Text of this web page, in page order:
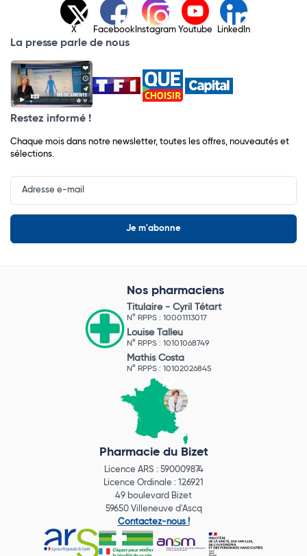
X Facebook Instagram Youtube LinkedIn
La presse parle de nous
Restez informé !
Chaque mois dans notre newsletter, toutes les offres, nouveautés et
sélections.
Input
Newsletter
Nos pharmaciens
Titulaire - Cyril Tétart
N° RPPS : 10001113017
Louise Talleu
N° RPPS : 10101068749
Mathis Costa
N° RPPS : 10102026845
Pharmacie du Bizet
Licence ARS : 590009874
Licence Ordinale : 126921
49 boulevard Bizet
59650 Villeneuve d'Ascq
Contactez-nous !